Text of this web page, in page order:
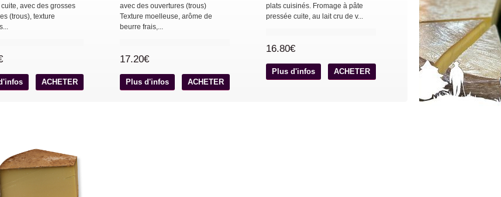
avec des grosses
(trous), texture
ACHETER
avec des ouvertures (trous)
Texture moelleuse, arôme de
beurre frais,...
17.20€
Plus d'infos ACHETER
plats cuisinés. Fromage à pâte
pressée cuite, au lait cru de v...
16.80€
Plus d'infos ACHETER